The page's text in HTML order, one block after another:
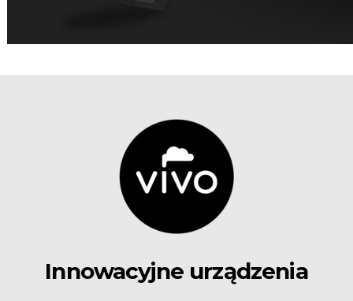
Innowacyjne urządzenia